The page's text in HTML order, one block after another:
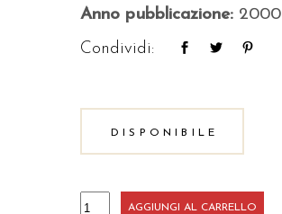
Anno pubblicazione: 2000
Condividi:
DISPONIBILE
Storia
AGGIUNGI AL CARRELLO